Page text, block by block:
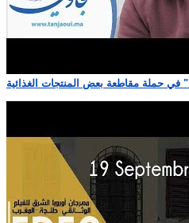
في حملة مقاطعة بعض المنتجات الغذائية